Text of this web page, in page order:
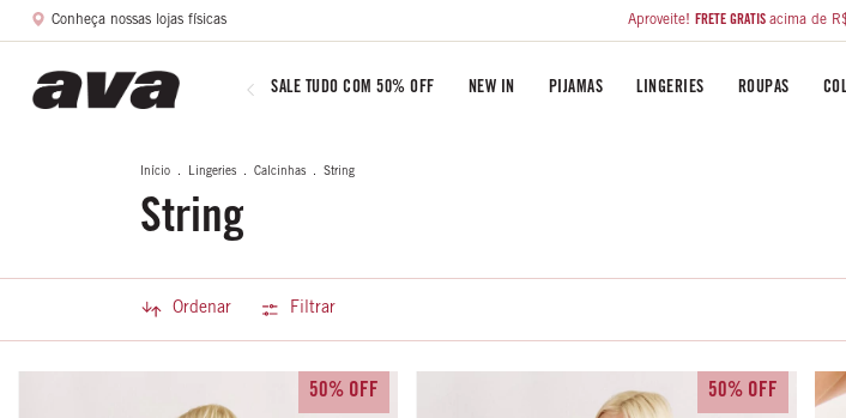
Conheça nossas lojas físicas Aproveite! FRETE GRÁTIS acima de
SALE TUDO COM 50% OFF NEW IN PIJAMAS LINGERIES ROUPAS
Início . Lingeries . Calcinhas . String
String
Ordenar Filtrar
50% OFF 50% OFF